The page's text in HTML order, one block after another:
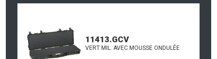
11413.GCV
VERT MIL. AVEC MOUSSE ONDULÉE